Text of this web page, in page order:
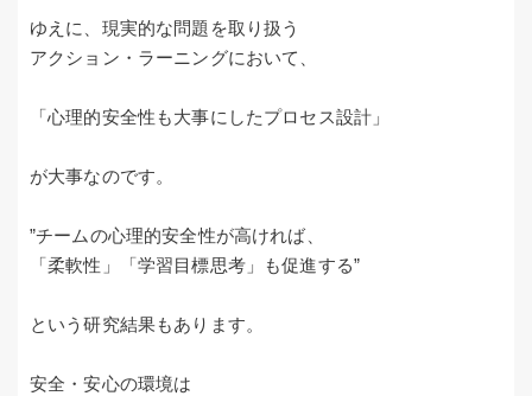
ゆえに、現実的な問題を取り扱う
アクション・ラーニングにおいて、
「心理的安全性も大事にしたプロセス設計」
が大事なのです。
”チームの心理的安全性が高ければ、
「柔軟性」「学習目標思考」も促進する”
という研究結果もあります。
安全・安心の環境は